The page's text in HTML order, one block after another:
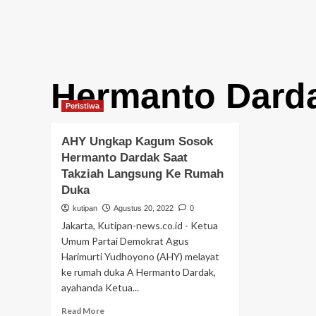
Hermanto
Peristiwa
AHY Ungkap Kagum Sosok
Hermanto Dardak Saat
Takziah Langsung Ke Rumah
Duka
kutipan Agustus 20, 2022 0
Jakarta, Kutipan-news.co.id - Ketua
Umum Partai Demokrat Agus
Harimurti Yudhoyono (AHY) melayat
ke rumah duka A Hermanto Dardak,
ayahanda Ketua...
Read MoreRead